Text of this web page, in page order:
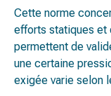
Cette norme
efforts statiques et
permettent de
une certaine
exigée varie selon